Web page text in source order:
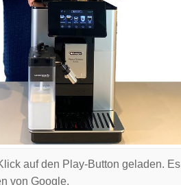
auf den Play-Button geladen. Es
von Google.